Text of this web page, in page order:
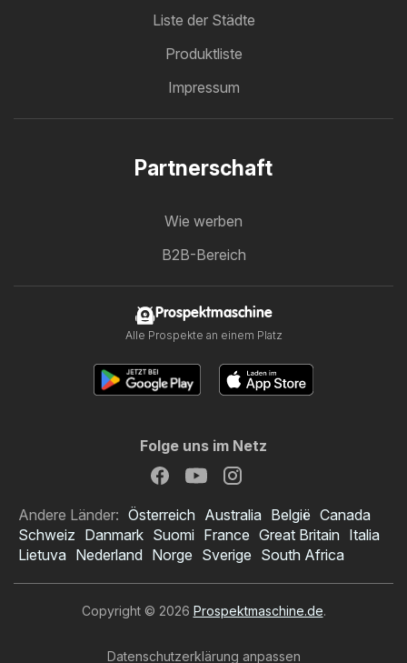
Liste der Städte
Produktliste
Impressum
Partnerschaft
Wie werben
B2B-Bereich
Prospektmaschine
Alle Prospekte an einem Platz
Folge uns im Netz
Andere Länder: Österreich Australia België Canada
Schweiz Danmark Suomi France Great Britain Italia
Lietuva Nederland Norge Sverige South Africa
Copyright © 2026 Prospektmaschine.de.
Datenschutzerklärung anpassen